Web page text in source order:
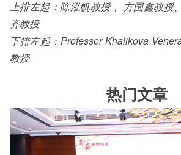
上排左起：陈泓帆教授 、方国鑫教授
齐教授
下排左起：Professor Khalikova
教授
热门文章